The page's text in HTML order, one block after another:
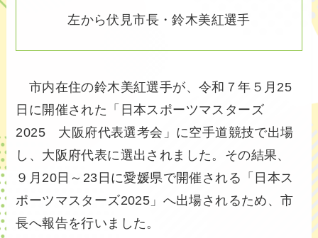
左から伏見市長・鈴木美紅選手
市内在住の鈴木美紅選手が、令和７年５月25
日に開催された「日本スポーツマスターズ
2025 大阪府代表選考会」に空手道競技で出場
し、大阪府代表に選出されました。その結果、
９月20日～23日に愛媛県で開催される「日本ス
ポーツマスターズ2025」へ出場されるため、市
長へ報告を行いました。